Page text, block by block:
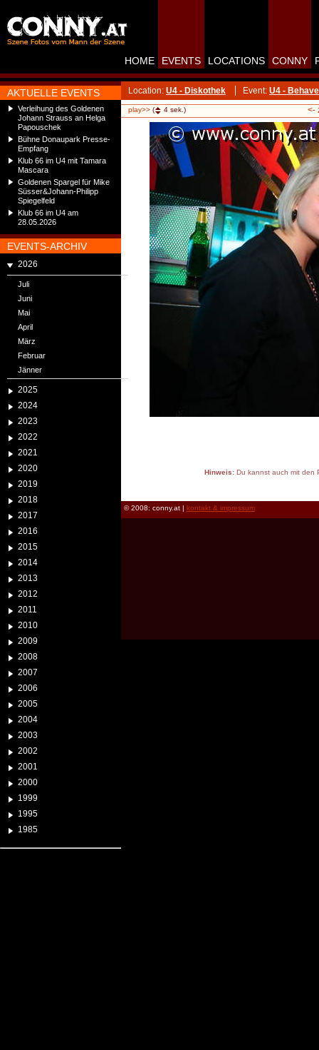
AKTUELLE EVENTS
Verleihung des Goldenen
Johann Strauss an Helga
Papouschek
Bühne Donaupark Presse-
Empfang
Klub 66 im U4 mit Tamara
Mascara
Goldenen Spargel für Mike
Süsser&Johann-Philipp
Spiegelfeld
Klub 66 im U4 am
28.05.2026
EVENTS-ARCHIV
2026
Juli
Juni
Mai
April
März
Februar
Jänner
2025
2024
2023
2022
2021
2020
2019
2018
2017
2016
2015
2014
2013
2012
2011
2010
2009
2008
2007
2006
2005
2004
2003
2002
2001
2000
1999
1995
1985
HOME EVENTS LOCATIONS CONNY
Location: U4 - Diskothek Event: U4 -
play>> ( 4 sek.) <-
Hinweis:Du kannst auch mit den
© 2008: conny.at | kontakt & impressum